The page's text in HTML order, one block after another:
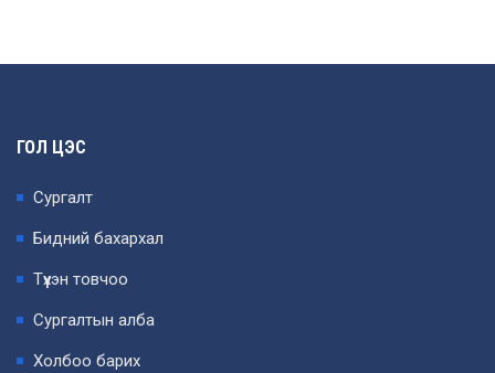
ГОЛ ЦЭС
Сургалт
Бидний бахархал
Түүхэн товчоо
Сургалтын алба
Холбоо барих